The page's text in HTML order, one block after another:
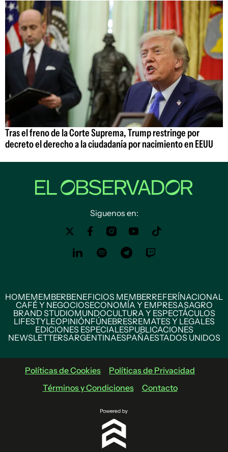
Tras el freno de la Corte Suprema, Trump restringe por
decreto el derecho a la ciudadanía por nacimiento en EEUU
Siguenos en:
HOMEMEMBERBENEFICIOS MEMBERREFERÍNACIONAL
CAFÉ Y NEGOCIOSECONOMÍA Y EMPRESASAGRO
BRAND STUDIOMUNDOCULTURA Y ESPECTÁCULOS
LIFESTYLEOPINIÓNFÚNEBRESREMATES Y LEGALES
EDICIONES ESPECIALESPUBLICACIONES
NEWSLETTERSARGENTINAESPAÑAESTADOS UNIDOS
Políticas de Cookies
Políticas de Privacidad
Términos y Condiciones
Contacto